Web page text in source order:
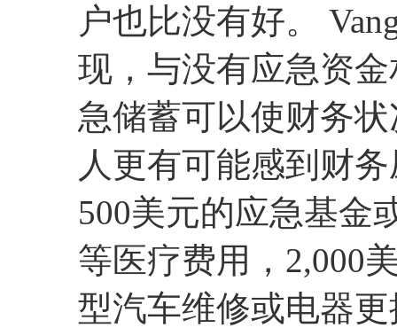
户也比没有好。
现，与没有应急资
急储蓄可以使财务
人更有可能感到财
500美元的应急基金
等医疗费用，2,000
型汽车维修或电器